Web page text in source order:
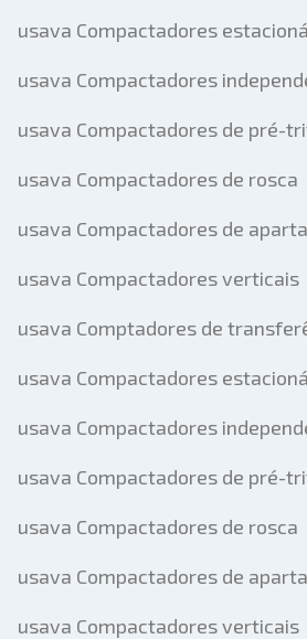
usava Compactadores
usava Compactadores
usava Compactadores de pré-
usava Compactadores de rosca
usava Compactadores de
usava Compactadores verticais
usava Comptadores de
usava Compactadores
usava Compactadores
usava Compactadores de pré-
usava Compactadores de rosca
usava Compactadores de
usava Compactadores verticais